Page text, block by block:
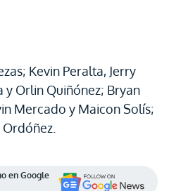
Kevin Peralta, Jerry
y Orlin Quiñónez; Bryan
Mercado y Maicon Solís;
en Google